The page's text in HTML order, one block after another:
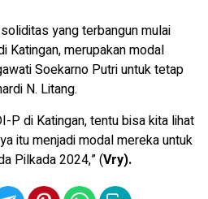
yang terbangun mulai
Katingan, merupakan modal
Soekarno Putri untuk tetap
N. Litang.
P di Katingan, tentu bisa kita lihat
itu menjadi modal mereka untuk
Pilkada 2024,” (Vry).